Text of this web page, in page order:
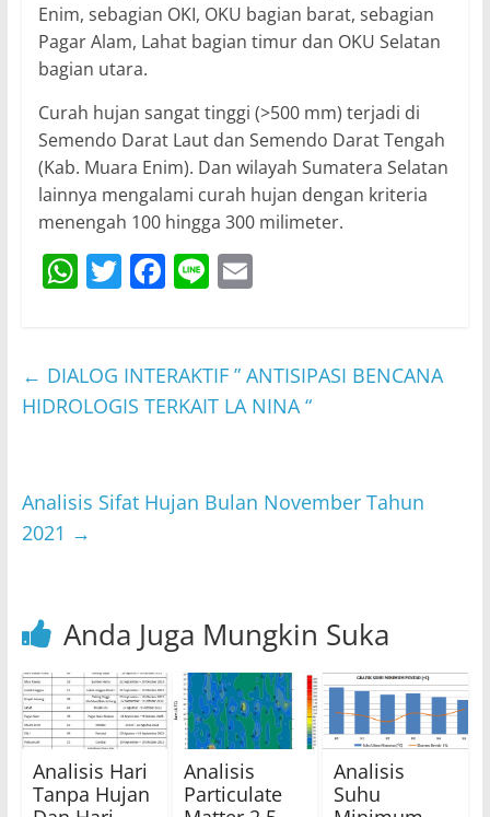
Enim, sebagian OKI, OKU bagian barat, sebagian
Pagar Alam, Lahat bagian timur dan OKU Selatan
bagian utara.
Curah hujan sangat tinggi (>500 mm) terjadi di
Semendo Darat Laut dan Semendo Darat Tengah
(Kab. Muara Enim). Dan wilayah Sumatera Selatan
lainnya mengalami curah hujan dengan kriteria
menengah 100 hingga 300 milimeter.
W
s
A
T
er
F
e
b
k
Li E
l
← DIALOG INTERAKTIF ” ANTISIPASI BENCANA
HIDROLOGIS TERKAIT LA NINA “
Analisis Sifat Hujan Bulan November Tahun
2021 →
Anda Juga Mungkin Suka
Analisis Hari
Tanpa Hujan
Analisis
Particulate
Analisis
Suhu